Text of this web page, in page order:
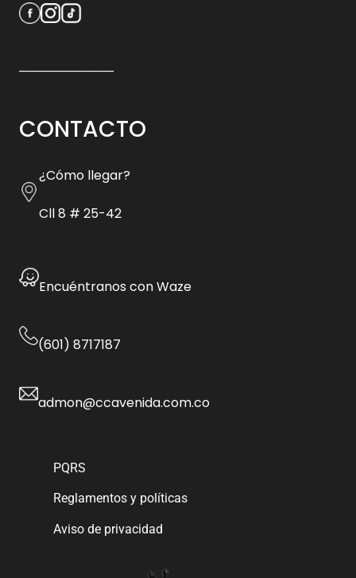
CONTACTO
¿Cómo llegar?
Cll 8 # 25-42
Encuéntranos con Waze
(601) 8717187
admon@ccavenida.com.co
PQRS
Reglamentos y políticas
Aviso de privacidad